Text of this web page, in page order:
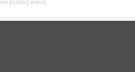
nie pokazuj więcej